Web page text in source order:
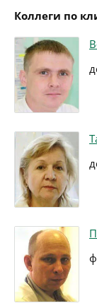
Коллеги по